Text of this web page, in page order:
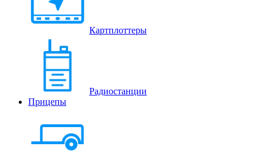
Картплоттеры
Радиостанции
Прицепы